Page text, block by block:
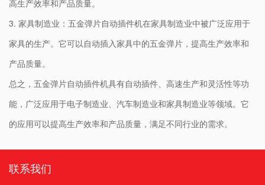
高生产效率和产品质量。
3. 家具制造业：五金弹片自动插件机在家具制造业中被广泛应用于
家具的生产。它可以自动插入家具中的五金弹片，提高生产效率和
产品质量。
总之，五金弹片自动插件机具有自动插件、高速生产和灵活性等功
能，广泛应用于电子制造业、汽车制造业和家具制造业等领域。它
的应用可以提高生产效率和产品质量，满足不同行业的需求。
联系我们